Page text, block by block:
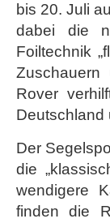
bis 20. Juli
dabei die
Foiltechnik
Zuschauern
Rover
Deutschland
Der
die
wendigere
finden die